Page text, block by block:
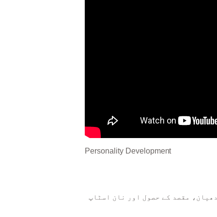
Personality Development
مقصد کے حصول اور نان اسٹاپ